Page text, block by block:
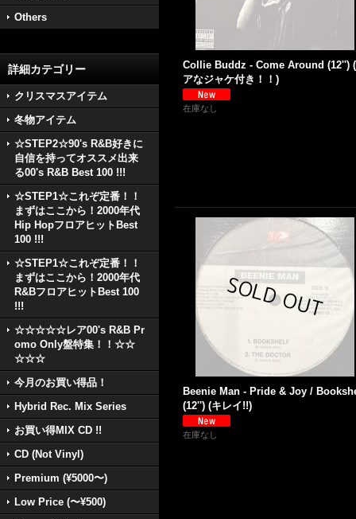
Others
詳細カテゴリー
クリスマスアイテム
冬物アイテム
☆STEP2☆90's R&B好きに
自信を持ってオススメ出来
る00's R&B Best 100 !!!
☆STEP1☆これぞ定番！！
まずはここから！2000年代
Hip HopフロアヒットBest
100 !!!
☆STEP1☆これぞ定番！！
まずはここから！2000年代
R&BフロアヒットBest 100
!!!
☆☆☆☆☆レア00's R&B Pr
omo Only盤特集！！☆☆
☆☆☆
今月のお買い得品！
Hybrid Rec. Mix Series
お買い得MIX CD !!
CD (Not Vinyl)
Premium (¥5000〜)
Low Price (〜¥500)
Collie Buddz - Come Around (12'')
アなジャケ付き！！)
在庫なし
Beenie Man - Pride & Joy /
(12'') (キレイ!!)
在庫なし